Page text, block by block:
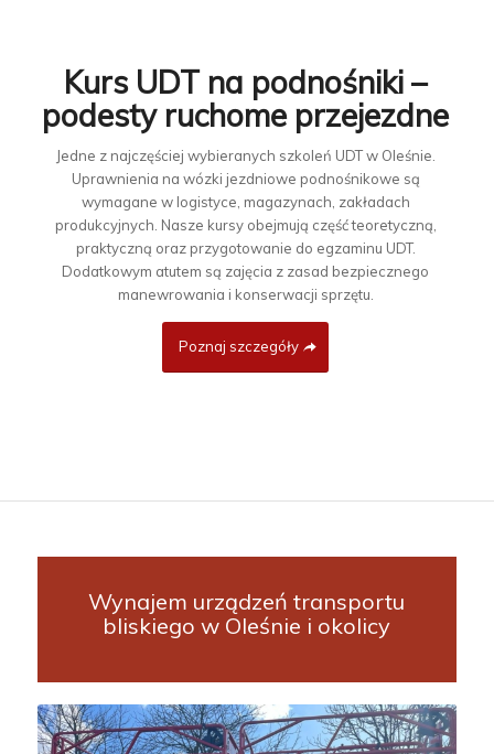
Kurs UDT na podnośniki –
podesty ruchome przejezdne
Jedne z najczęściej wybieranych szkoleń UDT w Oleśnie.
Uprawnienia na wózki jezdniowe podnośnikowe są
wymagane w logistyce, magazynach, zakładach
produkcyjnych. Nasze kursy obejmują część teoretyczną,
praktyczną oraz przygotowanie do egzaminu UDT.
Dodatkowym atutem są zajęcia z zasad bezpiecznego
manewrowania i konserwacji sprzętu.
Poznaj szczegóły
Wynajem urządzeń transportu
bliskiego w Oleśnie i okolicy